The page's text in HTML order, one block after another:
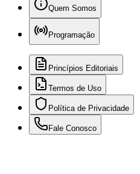
Quem Somos
Programação
Princípios Editoriais
Termos de Uso
Política de Privacidade
Fale Conosco